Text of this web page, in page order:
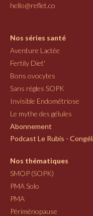
hello@reflet.co
Nos séries santé
Aventure Lactée
Fertily Diet'
Bons ovocytes
Sans règles SOPK
Invisible Endométriose
Le mythe des gélules
Abonnement
Podcast Le Rubis -
Nos thématiques
SMOP (SOPK)
PMA Solo
PMA
Périménopause